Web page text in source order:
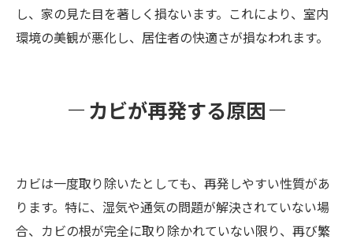
し、家の見た目を著しく損ないます。これにより、室内
環境の美観が悪化し、居住者の快適さが損なわれます。
カビが再発する原因
カビは一度取り除いたとしても、再発しやすい性質があ
ります。特に、湿気や通気の問題が解決されていない場
合、カビの根が完全に取り除かれていない限り、再び繁